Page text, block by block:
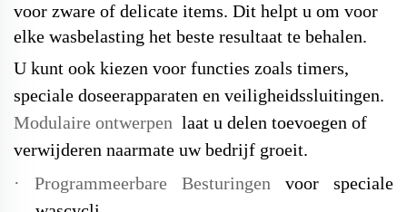
voor zware of delicate items. Dit helpt u om voor
elke wasbelasting het beste resultaat te behalen.
U kunt ook kiezen voor functies zoals timers,
speciale doseerapparaten en veiligheidssluitingen.
Modulaire ontwerpen laat u delen toevoegen of
verwijderen naarmate uw bedrijf groeit.
·
Programmeerbare Besturingen voor speciale